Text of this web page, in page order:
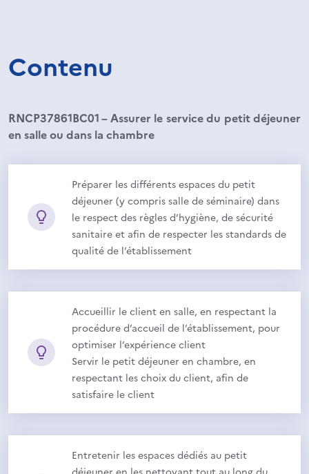
Contenu
RNCP37861BC01 – Assurer le service du petit déjeuner
en salle ou dans la chambre
Préparer les différents espaces du petit
déjeuner (y compris salle de séminaire) dans
le respect des règles d’hygiène, de sécurité
sanitaire et afin de respecter les standards de
qualité de l’établissement
Accueillir le client en salle, en respectant la
procédure d’accueil de l’établissement, pour
optimiser l’expérience client
Servir le petit déjeuner en chambre, en
respectant les choix du client, afin de
satisfaire le client
Entretenir les espaces dédiés au petit